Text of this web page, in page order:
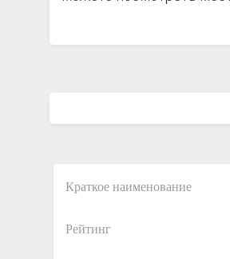
Краткое наименование
Рейтинг